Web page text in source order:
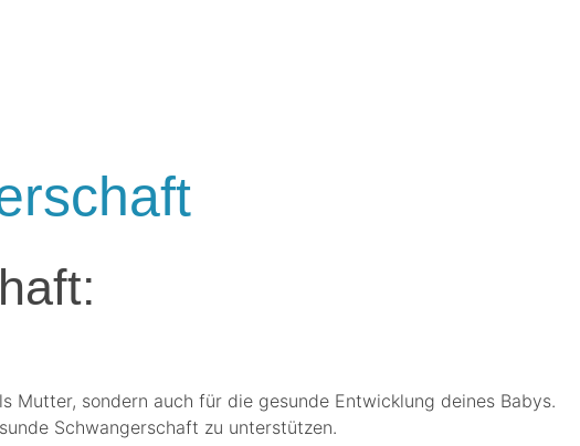
sondern auch für die gesunde Entwicklung deines Babys.
Schwangerschaft zu unterstützen.